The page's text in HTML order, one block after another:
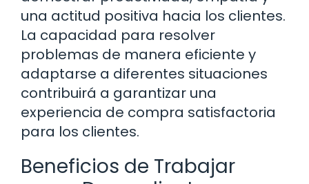
una actitud positiva hacia los clientes.
La capacidad para resolver
problemas de manera eficiente y
adaptarse a diferentes situaciones
contribuirá a garantizar una
experiencia de compra satisfactoria
para los clientes.
Beneficios de Trabajar